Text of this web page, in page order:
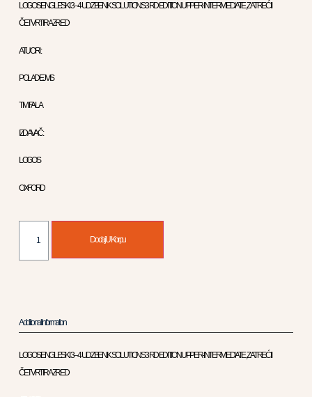
LOGOS ENGLESKI 3 – 4 UDZBENIK SOLUTIONS 3 RD EDITION UPPER-INTERMEDIATE , ZA TREĆI I
ČETVRTI RAZRED
ATUORI :
POL A DEJVIS
TIM FALA
IZDAVAČ :
LOGOS
OXFORD
Dodaj U Korpu
Additional Information
LOGOS ENGLESKI 3 – 4 UDZBENIK SOLUTIONS 3 RD EDITION UPPER-INTERMEDIATE , ZA TREĆI I
ČETVRTI RAZRED